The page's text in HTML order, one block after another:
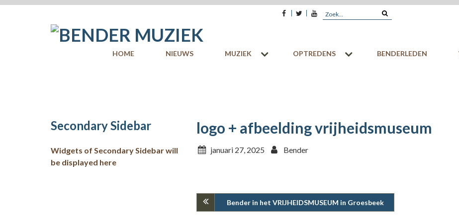
FacebookTwitterYoutube
Search
HOME NIEUWS MUZIEK OPTREDENS BENDERLEDEN
logo + afbeelding vrijheidsmuseum
januari 27, 2025 Bender
Bender in het VRIJHEIDSMUSEUM in Groesbeek
Secondary Sidebar
Widgets of Secondary Sidebar will
be displayed here